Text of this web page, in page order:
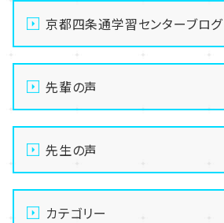
京都四条通学習センターブログ
先輩の声
先生の声
カテゴリー